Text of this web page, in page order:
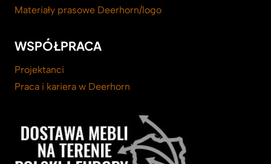
Materiały prasowe Deerhorn/logo
WSPÓŁPRACA
Projektanci
Praca i kariera w Deerhorn